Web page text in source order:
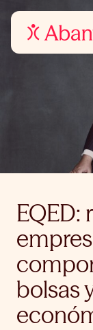
EQED:
bolsas